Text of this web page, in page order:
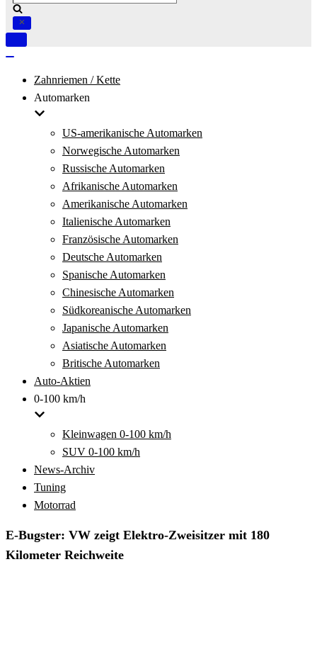
Navigation
Zahnriemen / Kette
Automarken
US-amerikanische Automarken
Norwegische Automarken
Russische Automarken
Afrikanische Automarken
Amerikanische Automarken
Italienische Automarken
Französische Automarken
Deutsche Automarken
Spanische Automarken
Chinesische Automarken
Südkoreanische Automarken
Japanische Automarken
Asiatische Automarken
Britische Automarken
Auto-Aktien
0-100 km/h
Kleinwagen 0-100 km/h
SUV 0-100 km/h
News-Archiv
Tuning
Motorrad
E-Bugster: VW zeigt Elektro-Zweisitzer mit 180
Kilometer Reichweite